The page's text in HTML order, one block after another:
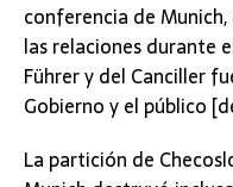
conferencia de
las relaciones durante
Führer y del Canciller
Gobierno y el público
La partición de